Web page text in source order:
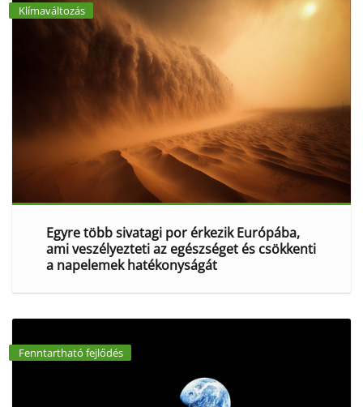
Klímaváltozás
Egyre több sivatagi por érkezik Európába,
ami veszélyezteti az egészséget és csökkenti
a napelemek hatékonyságát
Fenntartható fejlődés